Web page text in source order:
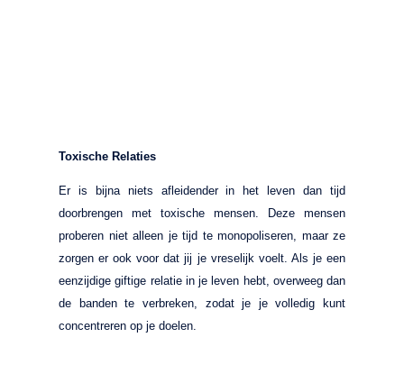
Toxische Relaties
Er is bijna niets afleidender in het leven dan tijd
doorbrengen met toxische mensen. Deze mensen
proberen niet alleen je tijd te monopoliseren, maar ze
zorgen er ook voor dat jij je vreselijk voelt. Als je een
eenzijdige giftige relatie in je leven hebt, overweeg dan
de banden te verbreken, zodat je je volledig kunt
concentreren op je doelen.